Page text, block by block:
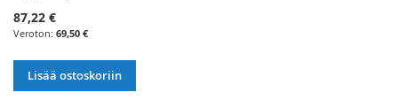
87,22 €
69,50 €
Lisää ostoskoriin